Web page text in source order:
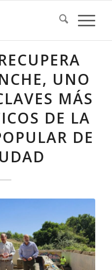
UNO
MÁS
DE LA
DE